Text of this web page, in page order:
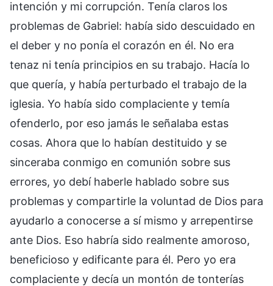
intención y mi corrupción. Tenía claros los
problemas de Gabriel: había sido descuidado en
el deber y no ponía el corazón en él. No era
tenaz ni tenía principios en su trabajo. Hacía lo
que quería, y había perturbado el trabajo de la
iglesia. Yo había sido complaciente y temía
ofenderlo, por eso jamás le señalaba estas
cosas. Ahora que lo habían destituido y se
sinceraba conmigo en comunión sobre sus
errores, yo debí haberle hablado sobre sus
problemas y compartirle la voluntad de Dios para
ayudarlo a conocerse a sí mismo y arrepentirse
ante Dios. Eso habría sido realmente amoroso,
beneficioso y edificante para él. Pero yo era
complaciente y decía un montón de tonterías